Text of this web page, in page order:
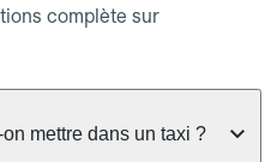
complète sur
mettre dans un taxi ?